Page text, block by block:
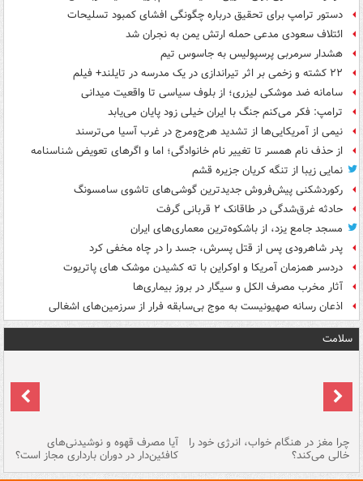
دستور ترامپ برای تحقیق درباره چگونگی افشای کمبود تسلیحات
ائتلاف سعودی مدعی حمله ارتش یمن به نجران شد
هشدار سرمربی پرسپولیس به جاسوس تیم
۲۲ کشته و زخمی بر اثر تیراندازی در یک مدرسه در تایلند+ فیلم
سامانه ضد موشکی لیزری؛ از بلوف سیاسی تا واقعیت میدانی
ترامپ: فکر می‌کنم جنگ با ایران خیلی زود پایان می‌یابد
نیمی از آمریکایی‌ها از تشدید هرج‌ومرج در غرب آسیا می‌ترسند
از حذف نام همسر تا تغییر نام خانوادگی؛ اما و اگرهای تعویض شناسنامه
نمایی زیبا از تنگه کریان جزیره قشم
رکوردشکنی پیش‌فروش جدیدترین گوشی‌های تاشوی سامسونگ
حادثه غرق‌شدگی در طاقانک ۲ قربانی گرفت
مسجد جامع یزد، از باشکوه‌ترین معماری‌های ایران
پدر شاهرودی پس از قتل پسرش، جسد را در چاه مخفی کرد
دردسر همزمان آمریکا و اوکراین با ته کشیدن موشک های پاتریوت
آثار مخرب مصرف الکل و سیگار در بروز بیماری‌ها
اذعان رسانه صهیونیست به موج بی‌سابقه فرار از سرزمین‌های اشغالی
سلامت
چرا مغز در هنگام خواب، انرژی خود را
خالی می‌کند؟
آیا مصرف قهوه و نوشیدنی‌های
کافئین‌دار در دوران بارداری مجاز است؟